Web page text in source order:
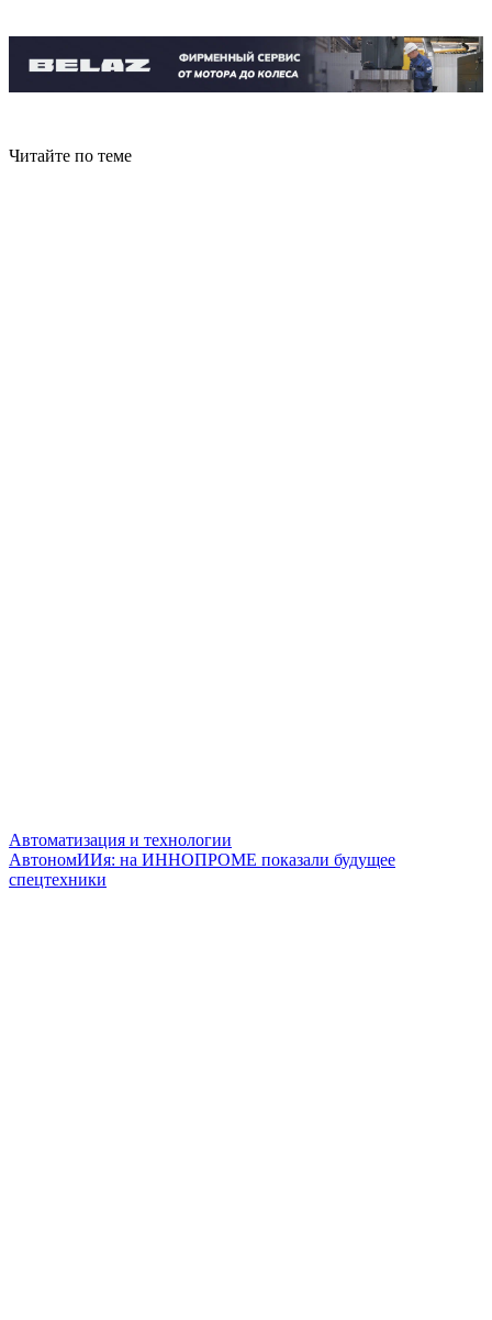
Читайте по теме
Автоматизация и технологии
АвтономИИя: на ИННОПРОМЕ показали будущее
спецтехники